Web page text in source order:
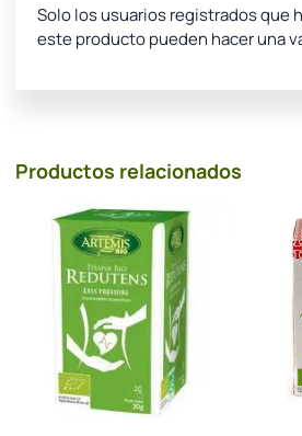
Solo los usuarios registrados que
este producto pueden hacer una
Productos relacionados